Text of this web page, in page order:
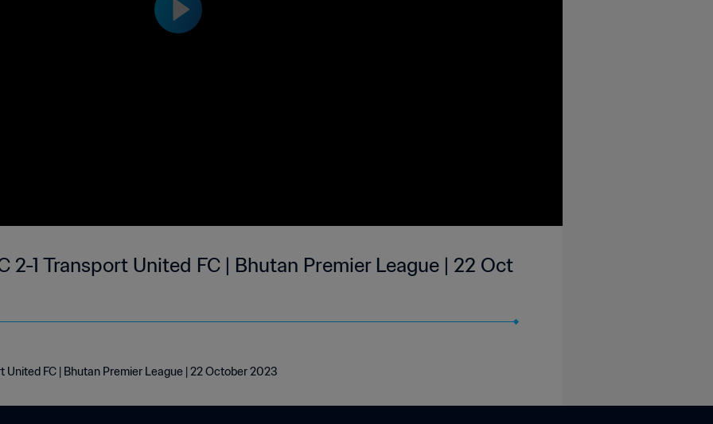
2-1 Transport United FC | Bhutan Premier League | 22 Oct
United FC | Bhutan Premier League | 22 October 2023